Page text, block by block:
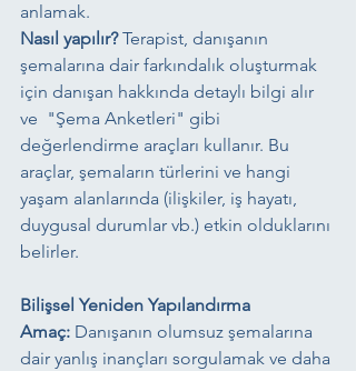
anlamak.
Nasıl yapılır? Terapist, danışanın
şemalarına dair farkındalık oluşturmak
için danışan hakkında detaylı bilgi alır
ve  "Şema Anketleri" gibi
değerlendirme araçları kullanır. Bu
araçlar, şemaların türlerini ve hangi
yaşam alanlarında (ilişkiler, iş hayatı,
duygusal durumlar vb.) etkin olduklarını
belirler.
Bilişsel Yeniden Yapılandırma
Amaç: Danışanın olumsuz şemalarına
dair yanlış inançları sorgulamak ve daha